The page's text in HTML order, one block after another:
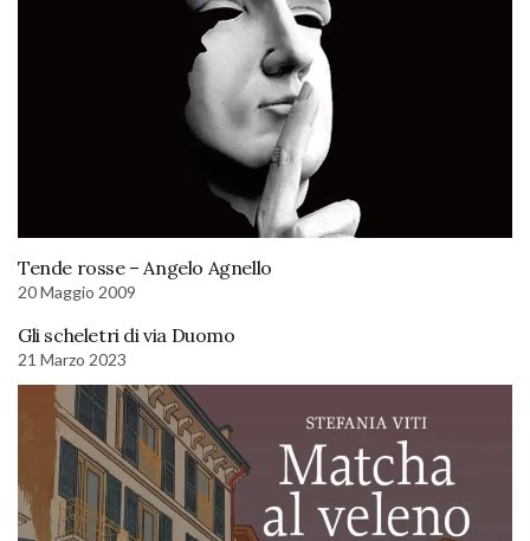
Tende rosse – Angelo Agnello
20 Maggio 2009
Gli scheletri di via Duomo
21 Marzo 2023